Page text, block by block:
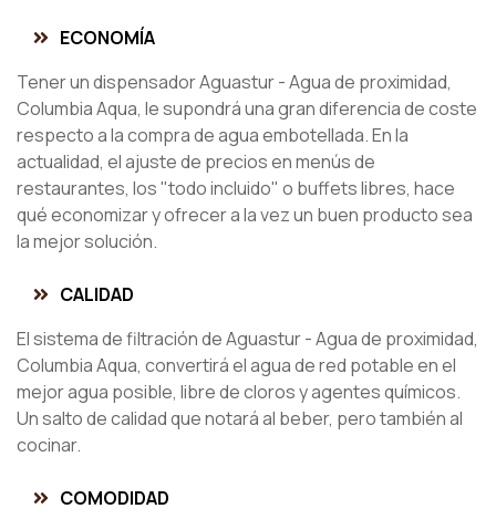
ECONOMÍA
Tener un dispensador Aguastur - Agua de proximidad,
Columbia Aqua, le supondrá una gran diferencia de coste
respecto a la compra de agua embotellada. En la
actualidad, el ajuste de precios en menús de
restaurantes, los "todo incluido" o buffets libres, hace
qué economizar y ofrecer a la vez un buen producto sea
la mejor solución.
CALIDAD
El sistema de filtración de Aguastur - Agua de proximidad,
Columbia Aqua, convertirá el agua de red potable en el
mejor agua posible, libre de cloros y agentes químicos.
Un salto de calidad que notará al beber, pero también al
cocinar.
COMODIDAD